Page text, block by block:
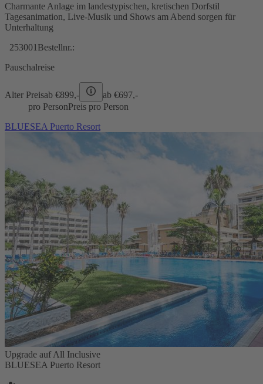
Charmante Anlage im landestypischen, kretischen Dorfstil
Tagesanimation, Live-Musik und Shows am Abend sorgen für
Unterhaltung
253001 Bestellnr.:
Pauschalreise
Alter Preisab €899,- ab €697,-
pro PersonPreis pro Person
BLUESEA Puerto Resort
Upgrade auf All Inclusive
BLUESEA Puerto Resort